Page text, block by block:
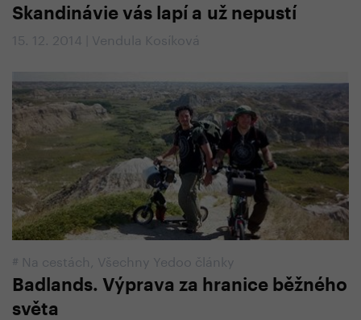
Skandinávie vás lapí a už nepustí
15. 12. 2014 | Vendula Kosíková
# Na cestách Všechny Yedoo články
Badlands. Výprava za hranice běžného
světa